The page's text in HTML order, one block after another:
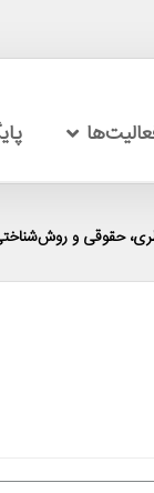
حقوقی و